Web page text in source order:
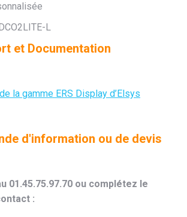
L
et Documentation
la gamme ERS Display d’Elsys
d'information ou de devis
01.45.75.97.70 ou complétez le
: